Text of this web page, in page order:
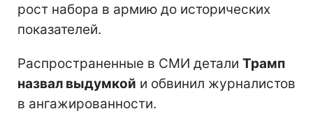
рост набора в армию до исторических
показателей.
Распространенные в СМИ детали Трамп
назвал выдумкой и обвинил журналистов
в ангажированности.